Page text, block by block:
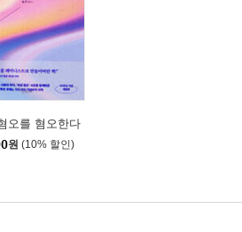
오를 혐오한다
원 (10% 할인)